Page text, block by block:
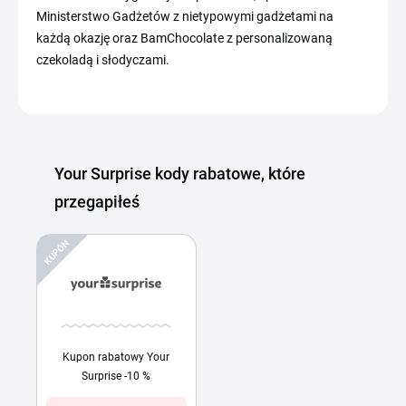
Ministerstwo Gadżetów z nietypowymi gadżetami na
każdą okazję oraz BamChocolate z personalizowaną
czekoladą i słodyczami.
Your Surprise kody rabatowe, które
przegapiłeś
KUPÓN
Kupon rabatowy Your
Surprise -10 %